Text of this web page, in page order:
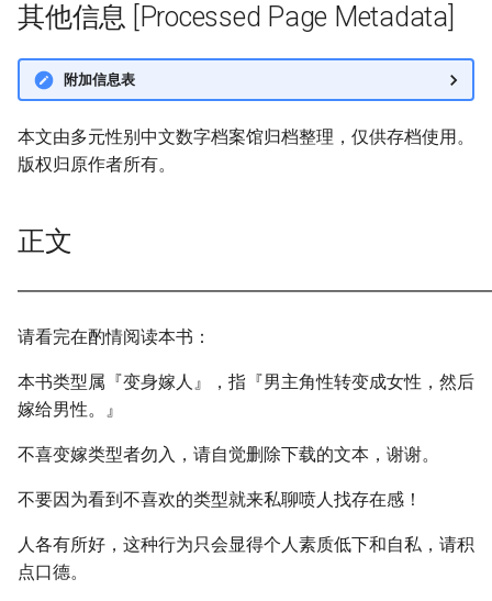
其他信息 [Processed Page Metadata]
附加信息表
本文由多元性别中文数字档案馆归档整理，仅供存档使用。
版权归原作者所有。
正文
请看完在酌情阅读本书：
本书类型属『变身嫁人』，指『男主角性转变成女性，然后
嫁给男性。』
不喜变嫁类型者勿入，请自觉删除下载的文本，谢谢。
不要因为看到不喜欢的类型就来私聊喷人找存在感！
人各有所好，这种行为只会显得个人素质低下和自私，请积
点口德。